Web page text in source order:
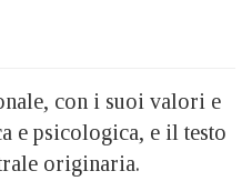
con i suoi valori e
e psicologica, e il testo
originaria.